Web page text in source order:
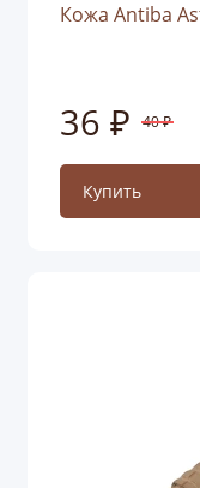
Кожа Antiba
36 ₽ 40 ₽
Купить